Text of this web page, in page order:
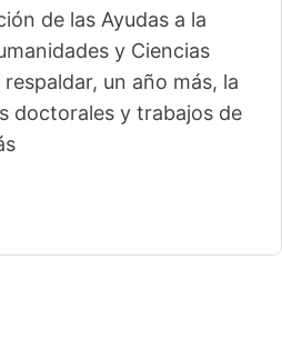
de las Ayudas a la
y Ciencias
un año más, la
doctorales y trabajos de